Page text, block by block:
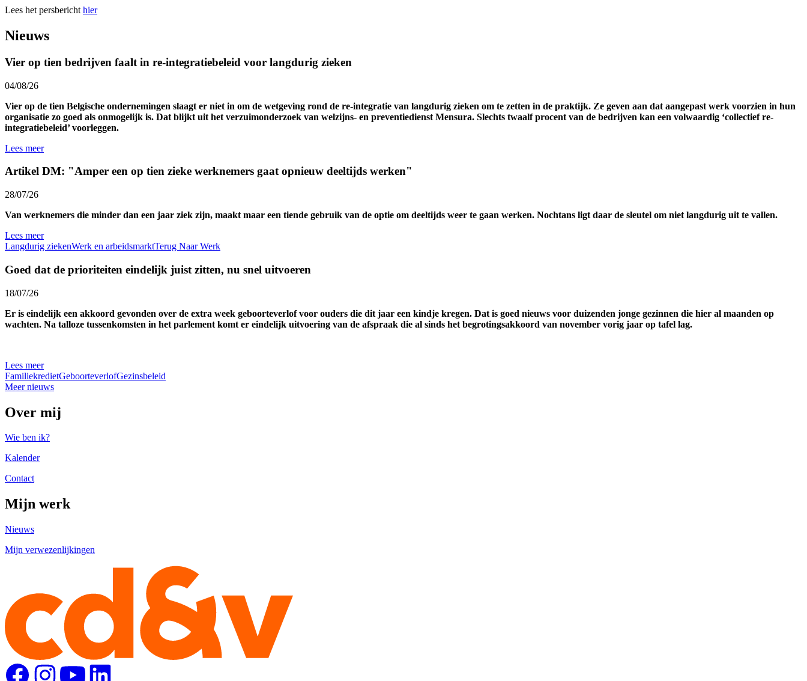
Lees het persbericht hier
Nieuws
Vier op tien bedrijven faalt in re-integratiebeleid voor langdurig zieken
04/08/26
Vier op de tien Belgische ondernemingen slaagt er niet in om de wetgeving rond de re-integratie van langdurig zieken om te zetten in de praktijk. Ze geven aan dat aangepast werk voorzien in hun
organisatie zo goed als onmogelijk is. Dat blijkt uit het verzuimonderzoek van welzijns- en preventiedienst Mensura. Slechts twaalf procent van de bedrijven kan een volwaardig ‘collectief re-
integratiebeleid’ voorleggen.
Lees meer
Artikel DM: "Amper een op tien zieke werknemers gaat opnieuw deeltijds werken"
28/07/26
Van werknemers die minder dan een jaar ziek zijn, maakt maar een tiende gebruik van de optie om deeltijds weer te gaan werken. Nochtans ligt daar de sleutel om niet langdurig uit te vallen.
Lees meer
Langdurig ziekenWerk en arbeidsmarktTerug Naar Werk
Goed dat de prioriteiten eindelijk juist zitten, nu snel uitvoeren
18/07/26
Er is eindelijk een akkoord gevonden over de extra week geboorteverlof voor ouders die dit jaar een kindje kregen. Dat is goed nieuws voor duizenden jonge gezinnen die hier al maanden op
wachten. Na talloze tussenkomsten in het parlement komt er eindelijk uitvoering van de afspraak die al sinds het begrotingsakkoord van november vorig jaar op tafel lag.
Lees meer
FamiliekredietGeboorteverlofGezinsbeleid
Meer nieuws
Over mij
Wie ben ik?
Kalender
Contact
Mijn werk
Nieuws
Mijn verwezenlijkingen